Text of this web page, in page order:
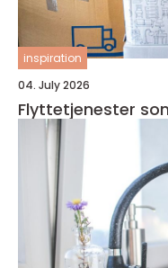
inspiration
04. July 2026
Flyttetjenester